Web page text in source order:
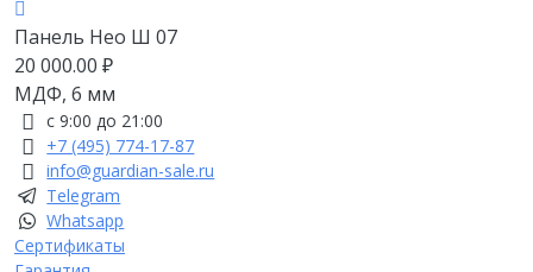
Панель Нео Ш 07
20 000.00 ₽
МДФ, 6 мм
с 9:00 до 21:00
+7 (495) 774-17-87
info@guardian-sale.ru
Telegram
Whatsapp
Сертификаты